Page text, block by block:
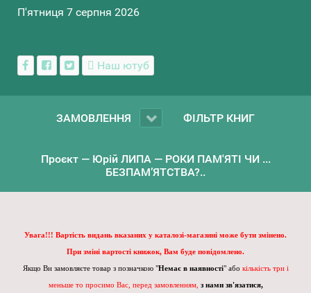
П'ятниця 7 серпня 2026
Наш ютуб
ЗАМОВЛЕННЯ ФІЛЬТР КНИГ
Проєкт — Юрій ЛИПА — РОКИ ПАМ'ЯТІ ЧИ ...
БЕЗПАМ’ЯТСТВА?..
Увага!!! Вартість видань вказаних у каталозі-магазині може бути змінено.
При зміні вартості книжок, Вам буде повідомлено.
Якщо Ви замовляєте товар з позначкою "Немає в наявності" або кількість три і
меньше то просимо Вас, перед замовленням, з нами зв'язатися,